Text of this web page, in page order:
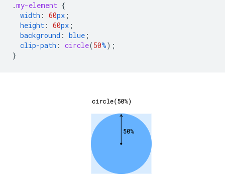
.my-element {
width : 60px ;
height : 60px ;
background : blue ;
clip-path : circle(50%);
}